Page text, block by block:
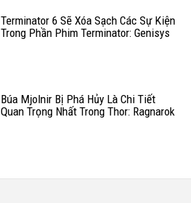
Terminator 6 Sẽ Xóa Sạch Các Sự Kiện
Trong Phần Phim Terminator: Genisys
Búa Mjolnir Bị Phá Hủy Là Chi Tiết
Quan Trọng Nhất Trong Thor: Ragnarok